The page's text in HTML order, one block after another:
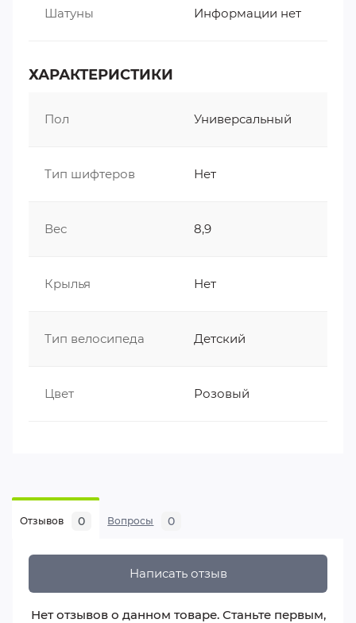
Шатуны Информации нет
ХАРАКТЕРИСТИКИ
Пол Универсальный
Тип шифтеров Нет
Вес 8,9
Крылья Нет
Тип велосипеда Детский
Цвет Розовый
Отзывов 0 Вопросы 0
Написать отзыв
Нет отзывов о данном товаре. Станьте первым,